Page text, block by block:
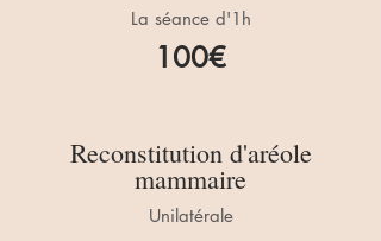
La séance d'1h
100€
Reconstitution d'aréole
mammaire
Unilatérale